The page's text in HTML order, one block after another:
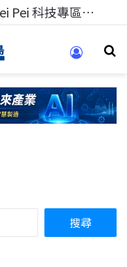
科技人的經驗傳承地！在 Pei Pei 科技專區，與學弟妹交流最硬核的技術